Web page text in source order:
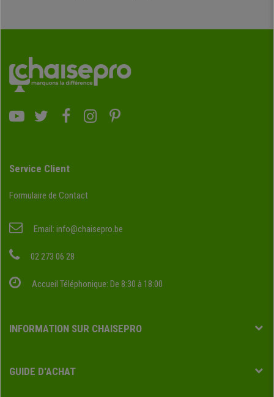
Service Client
Formulaire de Contact
Email: info@chaisepro.be
02 273 06 28
Accueil Téléphonique: De 8:30 à 18:00
INFORMATION SUR CHAISEPRO
GUIDE D'ACHAT